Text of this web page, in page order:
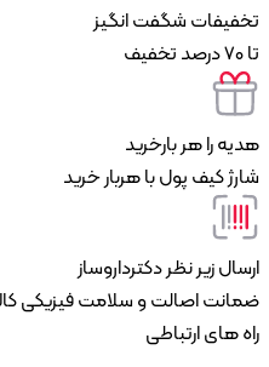
شگفت انگیز
را هر بارخرید
کیف پول با هربار خرید
زیر نظر دکترداروساز
اصالت و سلامت فیزیکی کالا
های ارتباطی